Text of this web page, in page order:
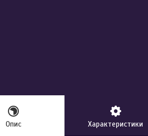
Опис Характеристики